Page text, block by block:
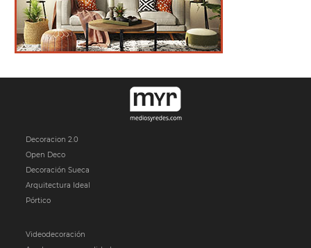
Decoracion 2.0
Open Deco
Decoración Sueca
Arquitectura Ideal
Pórtico
Videodecoración